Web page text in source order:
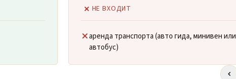
НЕ ВХОДИТ
аренда транспорта (авто гида, минивен или
автобус)